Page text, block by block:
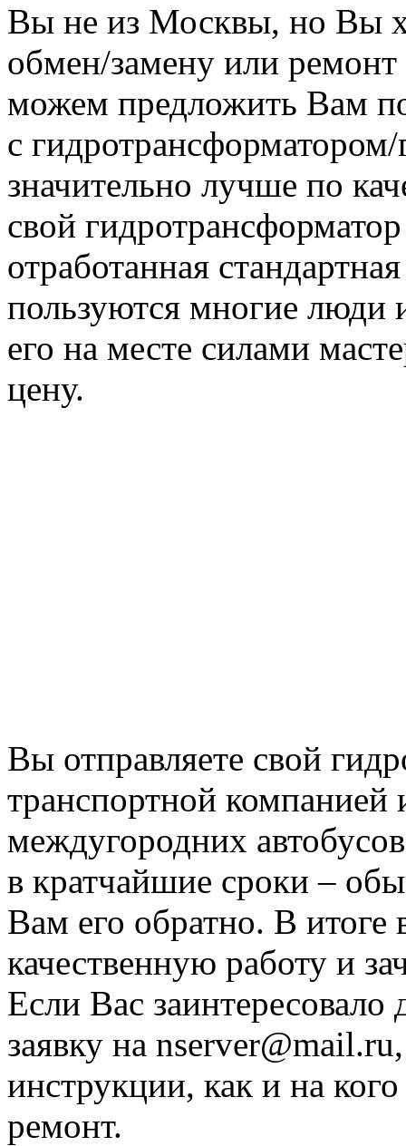
Вы не из Москвы, но Вы
обмен/замену или
можем предложить Вам
с
значительно лучше по
свой
отработанная
пользуются многие люди
его на месте силами
цену.
Вы отправляете свой
транспортной компанией
междугородних
в кратчайшие сроки –
Вам его обратно. В итоге
качественную работу и
Если Вас заинтересовало
заявку на
инструкции, как и на
ремонт.